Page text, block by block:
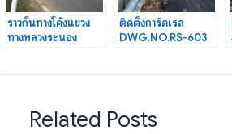
ราวกั้นทางโค้งแขวง
ทางหลวงระนอง
ติดตั้งการ์ดเรล
DWG.NO.RS-603
Related Posts